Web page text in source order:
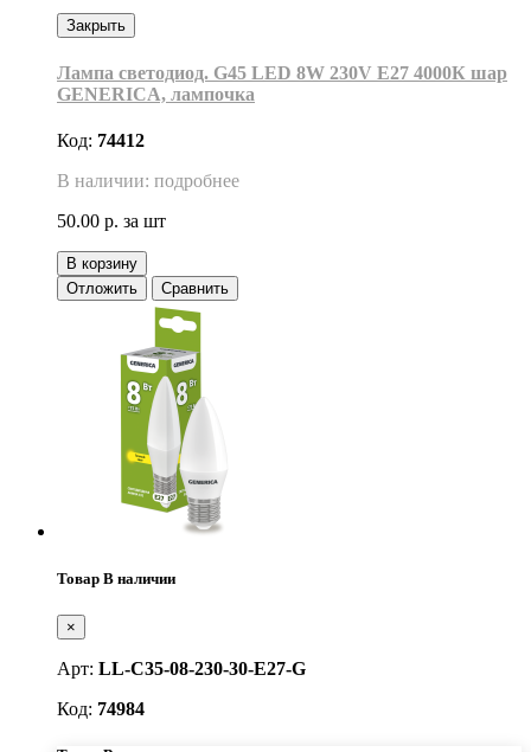
Закрыть
Лампа светодиод. G45 LED 8W 230V E27 4000К шар
GENERICA, лампочка
Код: 74412
В наличии: подробнее
50.00 р. за шт
В корзину
Отложить
Сравнить
Товар В наличии
×
Арт: LL-C35-08-230-30-E27-G
Код: 74984